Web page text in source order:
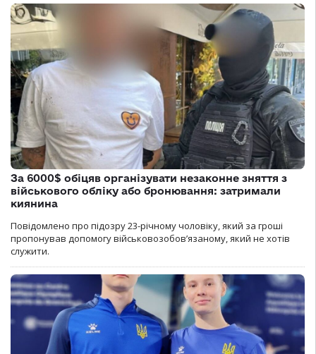
За 6000$ обіцяв організувати незаконне зняття з
військового обліку або бронювання: затримали
киянина
Повідомлено про підозру 23-річному чоловіку, який за гроші
пропонував допомогу військовозобов’язаному, який не хотів
служити.